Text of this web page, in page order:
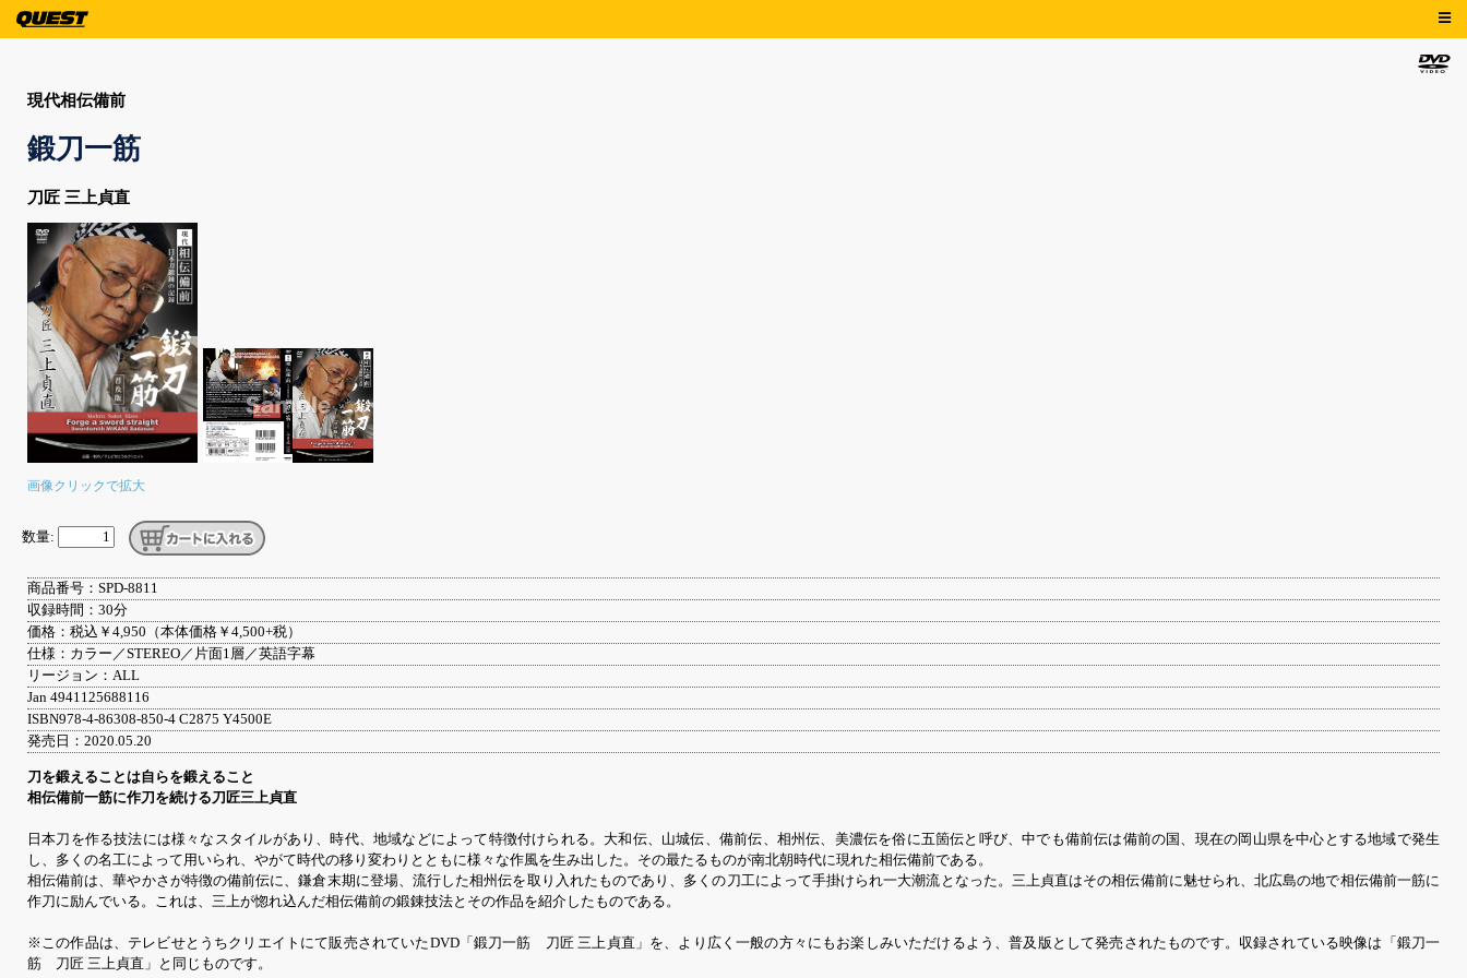
現代相伝備前
鍛刀一筋
刀匠 三上貞直
画像クリックで拡大
数量:
商品番号：SPD-8811
収録時間：30分
価格：税込￥4,950（本体価格￥4,500+税）
仕様：カラー／STEREO／片面1層／英語字幕
リージョン：ALL
Jan 4941125688116
ISBN978-4-86308-850-4 C2875 Y4500E
発売日：2020.05.20
刀を鍛えることは自らを鍛えること
相伝備前一筋に作刀を続ける刀匠三上貞直
日本刀を作る技法には様々なスタイルがあり、時代、地域などによって特徴付けられる。大和伝、山城伝、備前伝、相州伝、美濃伝を俗に五箇伝と呼び、中でも備前伝は備前の国、現在の岡山県を中心とする地域で発生
し、多くの名工によって用いられ、やがて時代の移り変わりとともに様々な作風を生み出した。その最たるものが南北朝時代に現れた相伝備前である。
相伝備前は、華やかさが特徴の備前伝に、鎌倉末期に登場、流行した相州伝を取り入れたものであり、多くの刀工によって手掛けられ一大潮流となった。三上貞直はその相伝備前に魅せられ、北広島の地で相伝備前一筋に
作刀に励んでいる。これは、三上が惚れ込んだ相伝備前の鍛錬技法とその作品を紹介したものである。
※この作品は、テレビせとうちクリエイトにて販売されていたDVD「鍛刀一筋 刀匠 三上貞直」を、より広く一般の方々にもお楽しみいただけるよう、普及版として発売されたものです。収録されている映像は「鍛刀一
筋 刀匠 三上貞直」と同じものです。